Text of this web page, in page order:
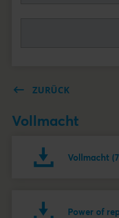
ZURÜCK
Vollmacht
Vollmacht
Power of